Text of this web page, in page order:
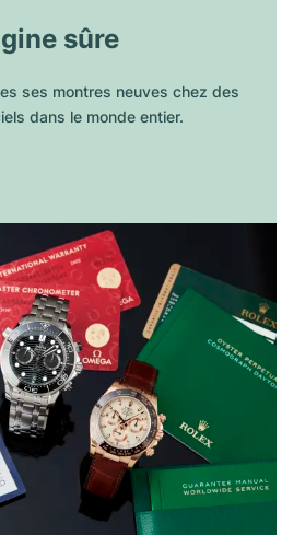
sûre
ses montres neuves chez des
dans le monde entier.